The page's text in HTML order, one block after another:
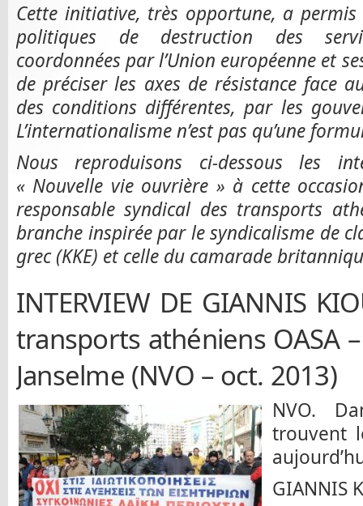
Cette initiative, très opportune, a
politiques de destruction des
coordonnées par l’Union européenne et
de préciser les axes de résistance face
des conditions différentes, par les
L’internationalisme n’est pas qu’une
Nous reproduisons ci-dessous les
« Nouvelle vie ouvrière » à cette
responsable syndical des transports
branche inspirée par le syndicalisme de
grec (KKE) et celle du camarade
INTERVIEW DE GIANNIS
transports athéniens OASA
Janselme (NVO – oct. 2013)
NVO.
trouvent
GIANNIS